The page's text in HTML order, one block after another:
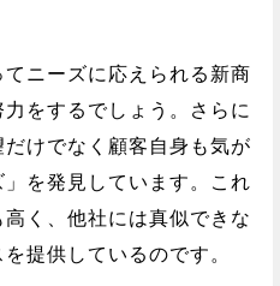
ニーズに応えられる新商
をするでしょう。さらに
けでなく顧客自身も気が
を発見しています。これ
く、他社には真似できな
提供しているのです。